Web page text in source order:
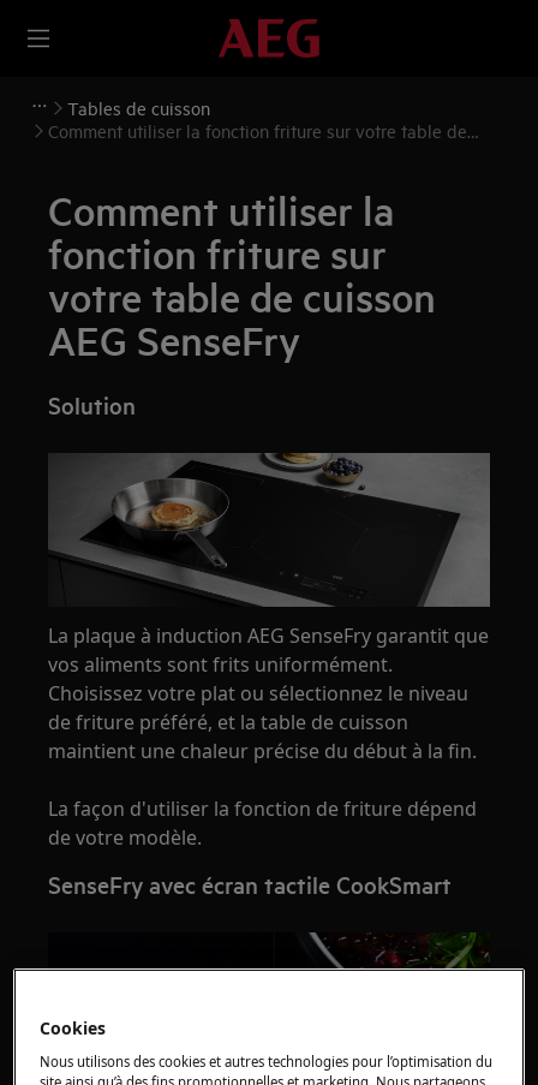
Tables de cuisson
Comment utiliser la fonction friture sur votre table de
Comment utiliser la
fonction friture sur
votre table de cuisson
AEG SenseFry
Solution
La plaque à induction AEG SenseFry garantit que
vos aliments sont frits uniformément.
Choisissez votre plat ou sélectionnez le niveau
de friture préféré, et la table de cuisson
maintient une chaleur précise du début à la fin.
La façon d'utiliser la fonction de friture dépend
de votre modèle.
SenseFry avec écran tactile CookSmart
Cookies
Nous utilisons des cookies et autres technologies pour l’optimisation du